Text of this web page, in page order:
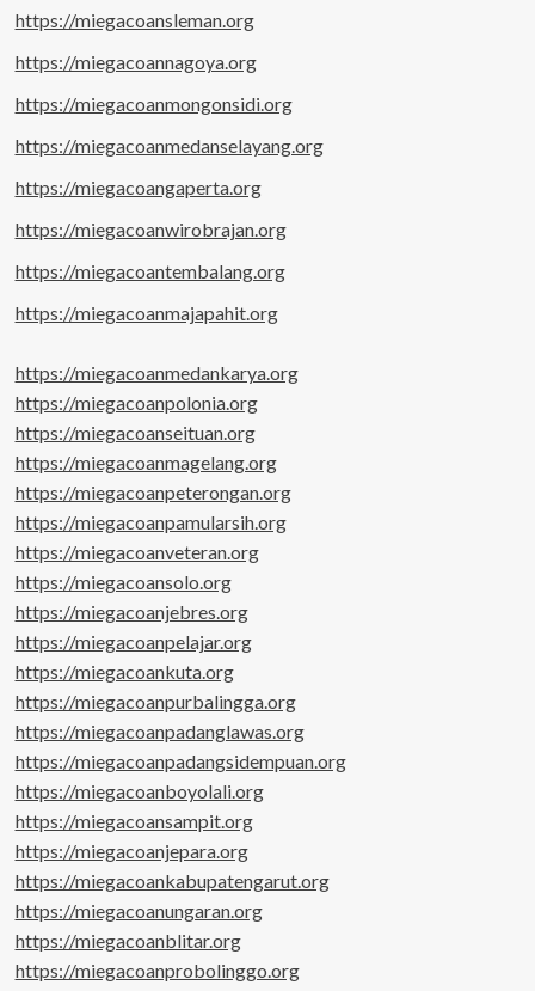
https://miegacoansleman.org
https://miegacoannagoya.org
https://miegacoanmongonsidi.org
https://miegacoanmedanselayang.org
https://miegacoangaperta.org
https://miegacoanwirobrajan.org
https://miegacoantembalang.org
https://miegacoanmajapahit.org
https://miegacoanmedankarya.org
https://miegacoanpolonia.org
https://miegacoanseituan.org
https://miegacoanmagelang.org
https://miegacoanpeterongan.org
https://miegacoanpamularsih.org
https://miegacoanveteran.org
https://miegacoansolo.org
https://miegacoanjebres.org
https://miegacoanpelajar.org
https://miegacoankuta.org
https://miegacoanpurbalingga.org
https://miegacoanpadanglawas.org
https://miegacoanpadangsidempuan.org
https://miegacoanboyolali.org
https://miegacoansampit.org
https://miegacoanjepara.org
https://miegacoankabupatengarut.org
https://miegacoanungaran.org
https://miegacoanblitar.org
https://miegacoanprobolinggo.org